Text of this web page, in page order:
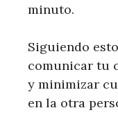
minuto.
Siguiendo
comunicar tu
y minimizar
en la otra